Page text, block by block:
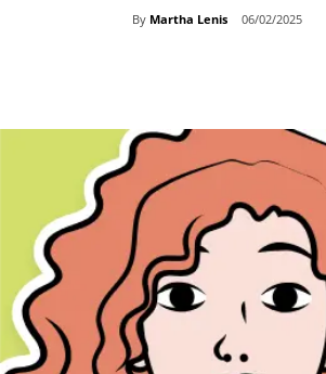
By Martha Lenis 06/02/2025